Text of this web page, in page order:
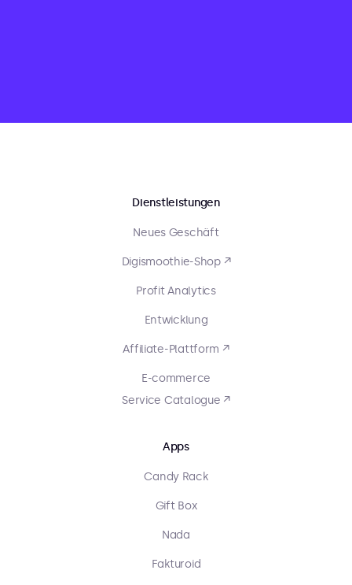
Dienstleistungen
Neues Geschäft
Digismoothie-Shop ↗
Profit Analytics
Entwicklung
Affiliate-Plattform ↗
E-commerce
Service Catalogue ↗
Apps
Candy Rack
Gift Box
Nada
Fakturoid